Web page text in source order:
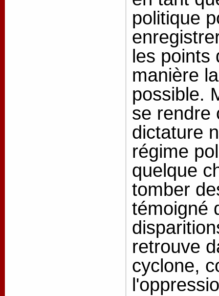
politique
les points
manière
possible.
se rendre
dictature
régime
quelque
tomber
témoigné
retrouve
cyclone,